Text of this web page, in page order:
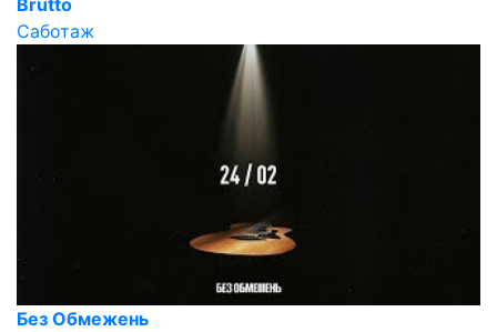
Brutto
Саботаж
Без Обмежень